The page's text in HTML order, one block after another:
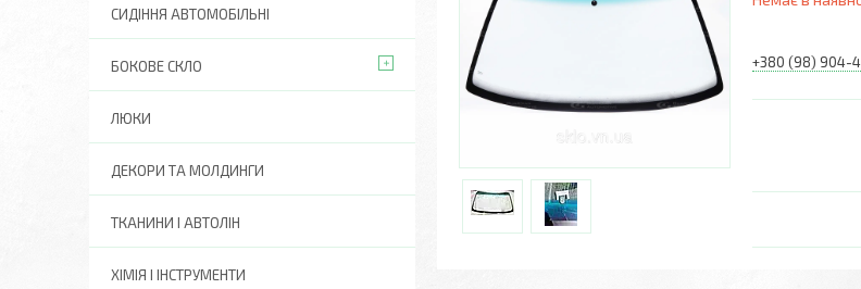
+380 (98) 904-
СИДІННЯ АВТОМОБІЛЬНІ
БОКОВЕ СКЛО
ЛЮКИ
ДЕКОРИ ТА МОЛДИНГИ
ТКАНИНИ І АВТОЛІН
ХІМІЯ І ІНСТРУМЕНТИ